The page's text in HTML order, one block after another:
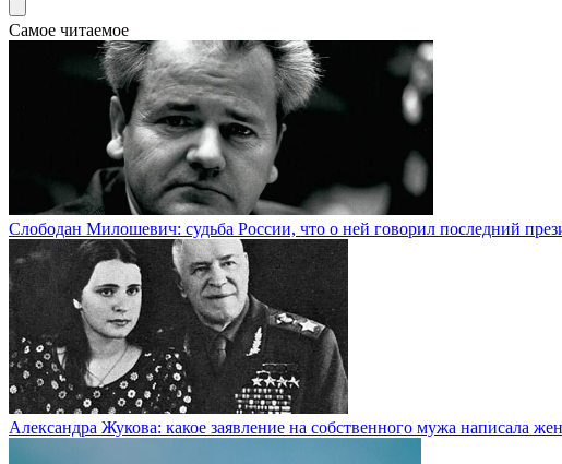
Самое читаемое
Слободан Милошевич: судьба России, что о ней говорил последний
Александра Жукова: какое заявление на собственного мужа написала